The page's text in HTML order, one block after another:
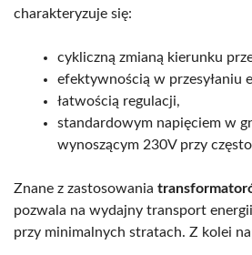
charakteryzuje się:
cykliczną zmianą kierunku
efektywnością w przesyłaniu
łatwością regulacji,
standardowym napięciem w
wynoszącym 230V przy
Znane z zastosowania
pozwala na wydajny transport
przy minimalnych stratach. Z kolei